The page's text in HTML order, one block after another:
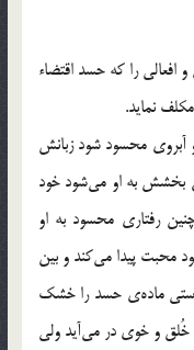
را كه حسد اقتضاء
نمايد.
محسود شود زبانش
بخشش به او مي‌شود خود
رفتاري محسود به او
محبت پيدا مي‌كند و بين
ماده‌ي حسد را خشك
خُلق و خوي در مي‌آيد ولي